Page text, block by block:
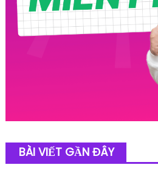
BÀI VIẾT GẦN ĐÂY